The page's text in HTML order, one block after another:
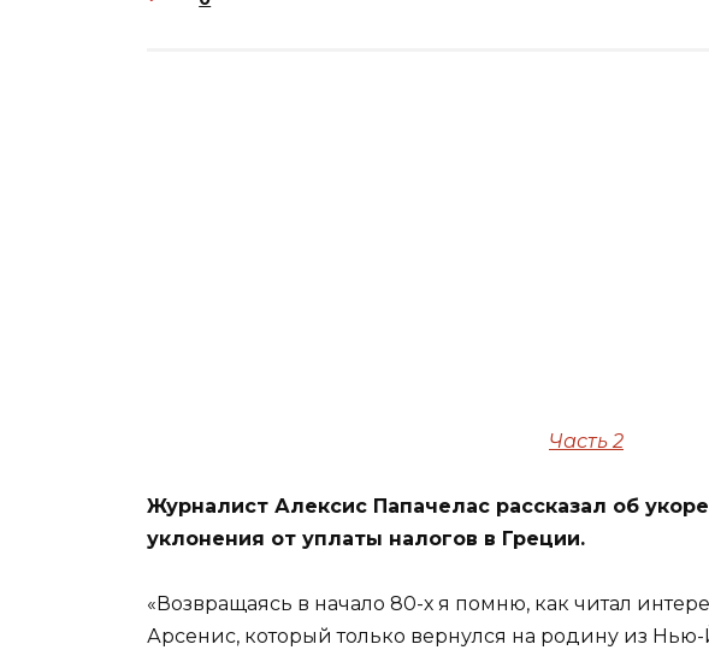
Часть 2
Журналист Алексис Папачелас рассказал об
уклонения от уплаты налогов в Греции.
«Возвращаясь в начало 80-х я помню, как читал
Арсенис, который только вернулся на родину из Нью-